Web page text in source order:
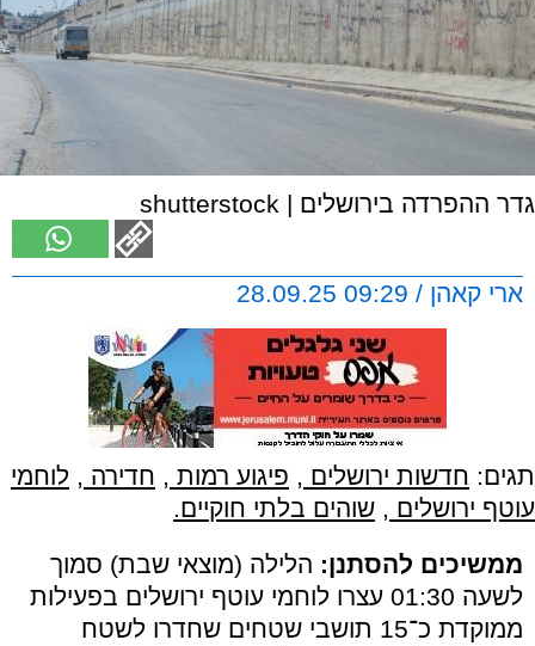
גדר ההפרדה בירושלים | shutterstock
ארי קאהן / 09:29 28.09.25
תגים: חדשות ירושלים , פיגוע רמות , חדירה , לוחמי
עוטף ירושלים , שוהים בלתי חוקיים.
ממשיכים להסתנן: הלילה (מוצאי שבת) סמוך
לשעה 01:30 עצרו לוחמי עוטף ירושלים בפעילות
ממוקדת כ־15 תושבי שטחים שחדרו לשטח